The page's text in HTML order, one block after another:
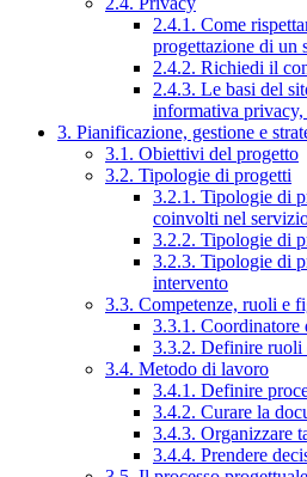
2.4.1. Come
progettazione di un
2.4.2. Richiedi il
2.4.3. Le basi del
informativa
3. Pianificazione, gestione e
3.1. Obiettivi del progetto
3.2. Tipologie di progetti
3.2.1. Tipologie di
coinvolti nel
3.2.2. Tipologie di
3.2.3. Tipologie di
intervento
3.3. Competenze, ruoli e
3.3.1. Coordinatore
3.3.2. Definire ruoli
3.4. Metodo di lavoro
3.4.1. Definire
3.4.2. Curare la
3.4.3. Organizzare
3.4.4. Prendere